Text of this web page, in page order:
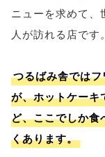
ニューを求めて、
人が訪れる店です。
つるばみ舎では
が、ホットケーキ
ど、ここでしか食
くあります。